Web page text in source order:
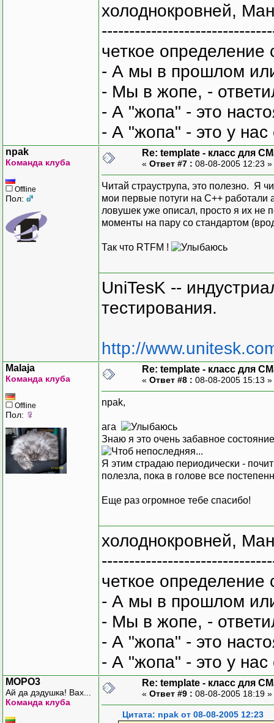
}
CMyMap<T1, T2, T3,
}
template <class T1,
CMyMap<T1, T2, T3,
{
CMap<T1, T2,
template <class T1,
const CMyMap<T1, T2,
{
return *this;
template <class T1,
void CMyMap<T1, T2, T3,
{
while (pos)
{
T1
T3 nVal
}
}
холоднокровней,
четкое
- А мы в прошлом
- Мы в жопе, -
- А "жопа" - это
- А "жопа" - это у
npak
Команда клуба
Offline
Пол:
Re: template - класс для
« Ответ #7 : 08-08-2005 12:23 »
Читай страуструпа, это полезно. Я
мои первые потуги на С++ работали
ловушек уже описал, просто я их не
моменты на пару со стандартом
Так что RTFM !
UniTesK --
тестирования.
http://
Malaja
Команда клуба
Offline
Пол:
Re: template - класс для
« Ответ #8 : 08-08-2005 15:13 »
npak,
ага
Знаю я это очень забавное
Я этим страдаю периодически -
полезла, пока в голове все
Еще раз огромное тебе спасибо!
холоднокровней,
четкое
- А мы в прошлом
- Мы в жопе, -
- А "жопа" - это
- А "жопа" - это у
MOPO3
Ай да дэдушка! Вах...
Команда клуба
Re: template - класс для
« Ответ #9 : 08-08-2005 18:19 »
Цитата: npak от 08-08-2005 12:23